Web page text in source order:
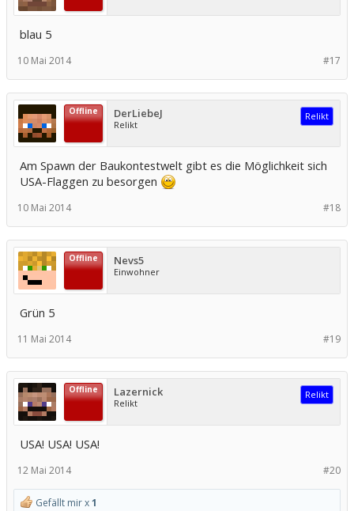
blau 5
#17
10 Mai 2014
Offline DerLiebeJ
Relikt
Relikt
Am Spawn der Baukontestwelt gibt es die Möglichkeit sich
USA-Flaggen zu besorgen
#18
10 Mai 2014
Offline Nevs5
Einwohner
Grün 5
#19
11 Mai 2014
Offline Lazernick
Relikt
Relikt
USA! USA! USA!
#20
12 Mai 2014
Gefällt mir x1